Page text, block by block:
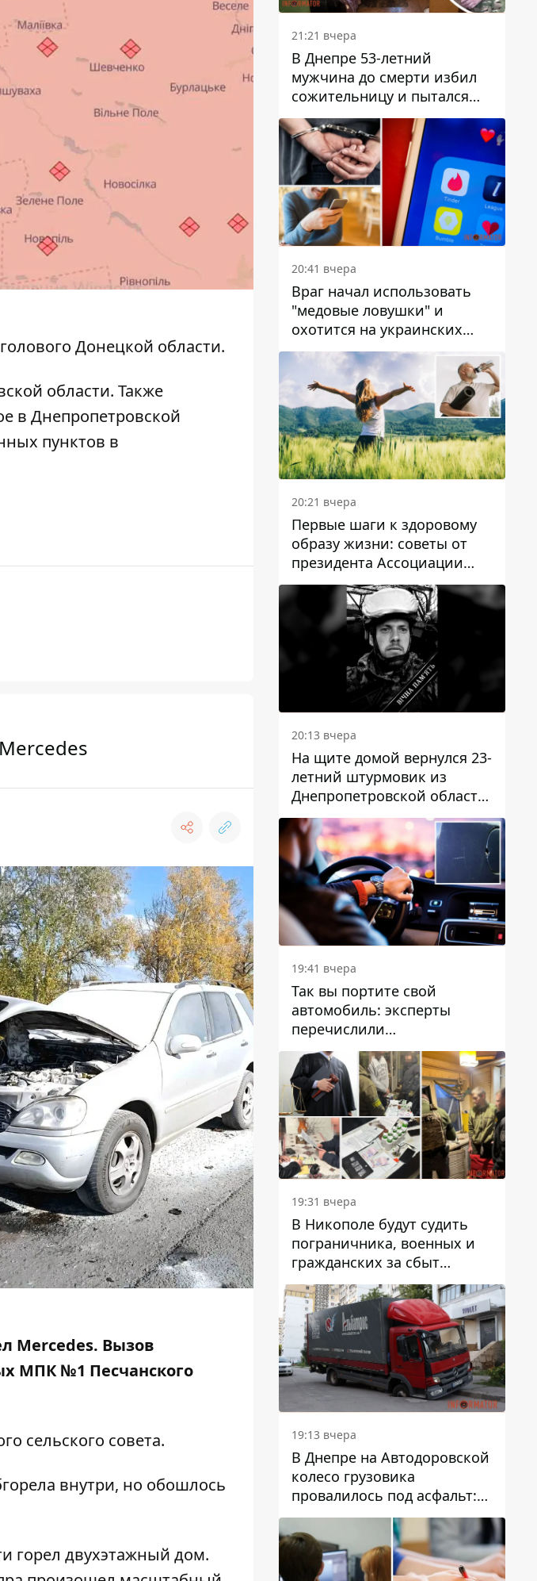
Донецкой области.
области. Также
в Днепропетровской
пунктов в
Mercedes. Вызов
МПК №1 Песчанского
сельского совета.
внутри, но обошлось
горел двухэтажный дом.
21:21 вчера
В Днепре 53-летний
мужчина до смерти избил
сожительницу и пытался
скрыть преступление:
детали
20:41 вчера
Враг начал использовать
"медовые ловушки" и
охотится на украинских
военнослужащих
20:21 вчера
Первые шаги к здоровому
образу жизни: советы от
президента Ассоциации
диетологов Украины
20:13 вчера
На щите домой вернулся 23-
летний штурмовик из
Днепропетровской области
Богдан Бескровный
19:41 вчера
Так вы портите свой
автомобиль: эксперты
перечислили
распространенные
привычки водителей,
которые на самом деле
вредят машине
19:31 вчера
В Никополе будут судить
пограничника, военных и
гражданских за сбыт
психотропов
19:13 вчера
В Днепре на Автодоровской
колесо грузовика
провалилось под асфальт:
движение заблокировано